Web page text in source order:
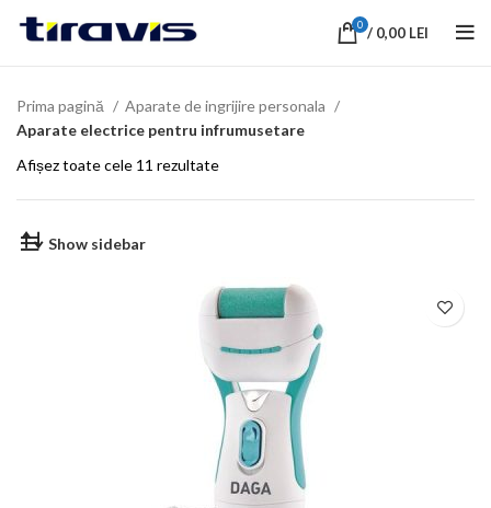
0 / 0,00 LEI
Prima pagină
Aparate de ingrijire personala
Aparate electrice pentru infrumusetare
Afișez toate cele 11 rezultate
Show sidebar